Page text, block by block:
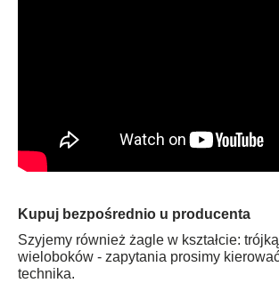
Kupuj bezpośrednio u producenta
Szyjemy również żagle w kształcie:
wieloboków - zapytania prosimy
technika.